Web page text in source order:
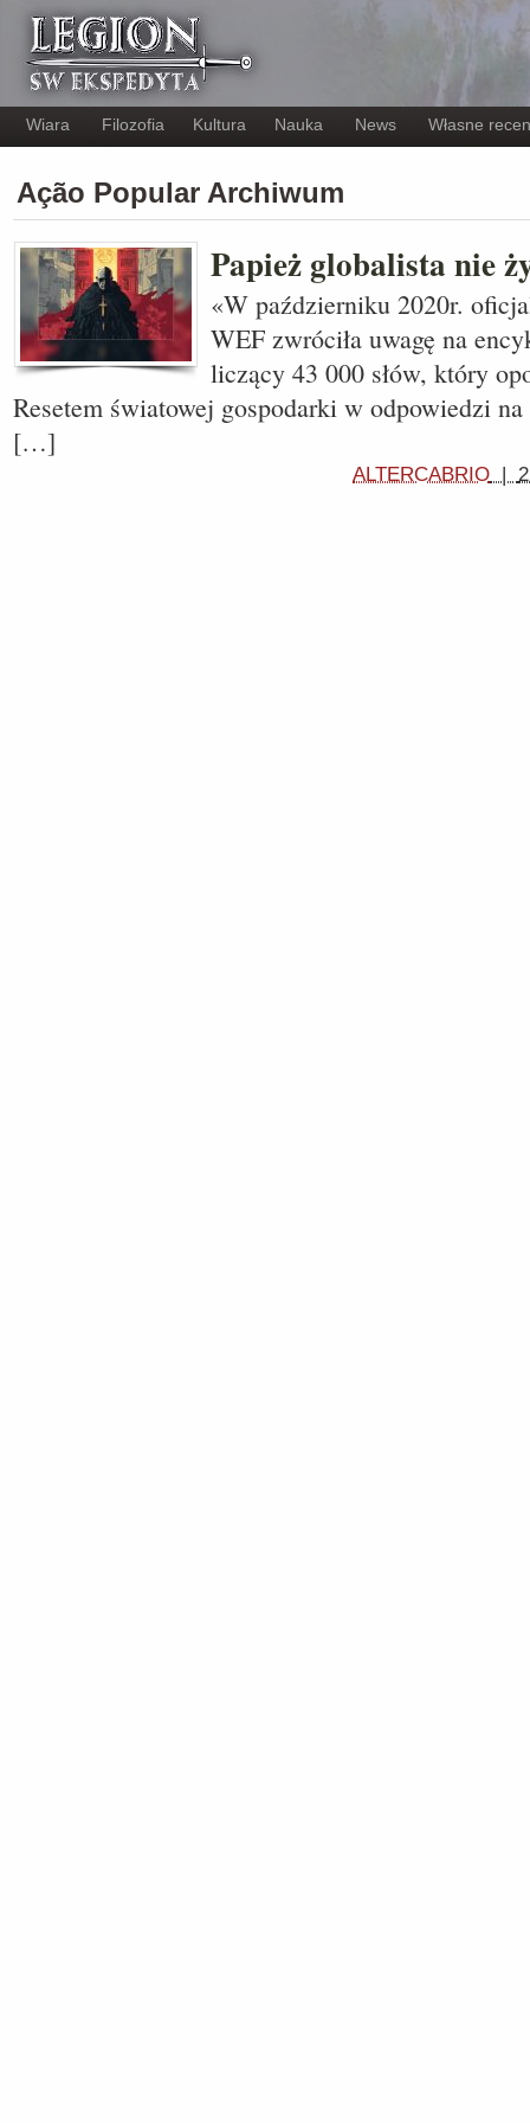
Wiara Filozofia Kultura Nauka News Własne
Ação Popular Archiwum
Papież globalista nie
«W październiku 2020r.
WEF zwróciła uwagę na
liczący 43 000 słów, który
Resetem światowej gospodarki w odpowiedzi
[…]
ALTERCABRIO |